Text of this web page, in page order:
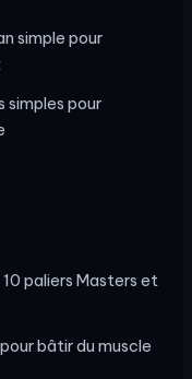
simple pour
simples pour
paliers Masters et
bâtir du muscle